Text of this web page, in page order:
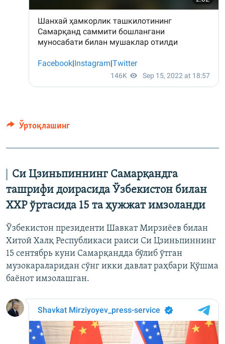
Ўртоқлашинг
Си Цзиньпиннинг Самарқандга
ташрифи доирасида Ўзбекистон билан
ХХР ўртасида 15 та ҳужжат имзоланди
Ўзбекистон президенти Шавкат Мирзиёев билан
Хитой Халқ Республикаси раиси Си Цзиньпиннинг
15 сентябрь куни Самарқандда бўлиб ўтган
музокараларидан сўнг икки давлат раҳбари Қўшма
баёнот имзолашган.